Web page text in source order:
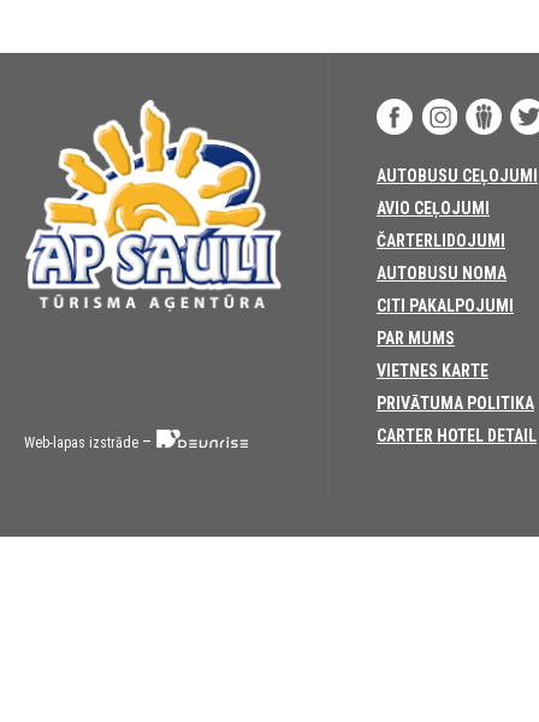
Web-lapas izstrāde –
AUTOBUSU CEĻOJUMI
AVIO CEĻOJUMI
ČARTERLIDOJUMI
AUTOBUSU NOMA
CITI PAKALPOJUMI
PAR MUMS
VIETNES KARTE
PRIVĀTUMA POLITIKA
CARTER HOTEL DETAIL